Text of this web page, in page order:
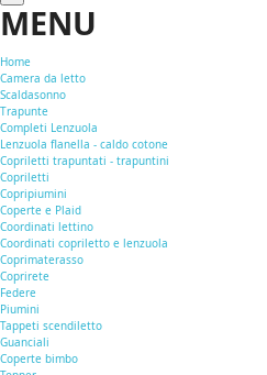
MENU
Home
Camera da letto
Scaldasonno
Trapunte
Completi Lenzuola
Lenzuola flanella - caldo cotone
Copriletti trapuntati - trapuntini
Copriletti
Copripiumini
Coperte e Plaid
Coordinati lettino
Coordinati copriletto e lenzuola
Coprimaterasso
Coprirete
Federe
Piumini
Tappeti scendiletto
Guanciali
Coperte bimbo